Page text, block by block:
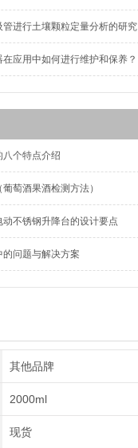
进行土壤颗粒定量分析的研究
应用中如何进行维护和保养？
八个特点介绍
萄酒果酒检测方法）
不锈钢升降台的设计要点
问题与解决方案
其他品牌
2000ml
现货